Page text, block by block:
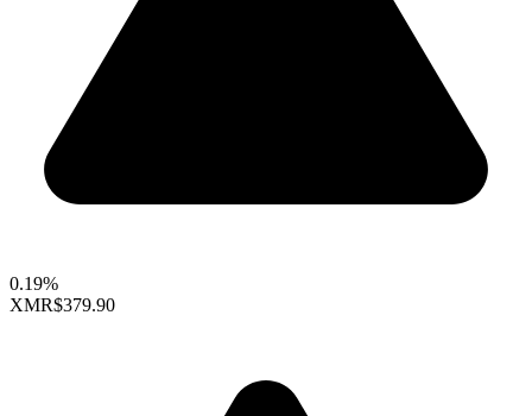
0.19%
XMR$379.90